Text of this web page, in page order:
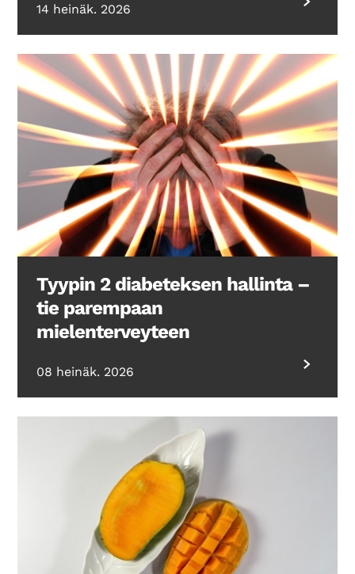
14 heinäk. 2026
Tyypin 2 diabeteksen hallinta –
tie parempaan
mielenterveyteen
08 heinäk. 2026